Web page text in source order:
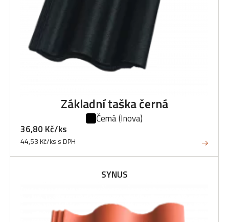
Základní taška černá
Černá(Inova)
36,80 Kč/ks
44,53 Kč/ks s DPH
SYNUS